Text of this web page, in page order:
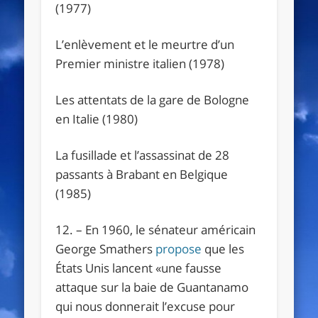
(1977)
L’enlèvement et le meurtre d’un
Premier ministre italien (1978)
Les attentats de la gare de Bologne
en Italie (1980)
La fusillade et l’assassinat de 28
passants à Brabant en Belgique
(1985)
12. – En 1960, le sénateur américain
George Smathers propose que les
États Unis lancent «une fausse
attaque sur la baie de Guantanamo
qui nous donnerait l’excuse pour